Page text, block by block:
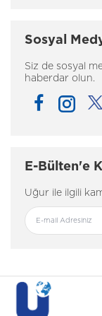
Sosyal
Siz de sosyal
haberdar olun.
E-Bülten'e
Uğur ile ilgili